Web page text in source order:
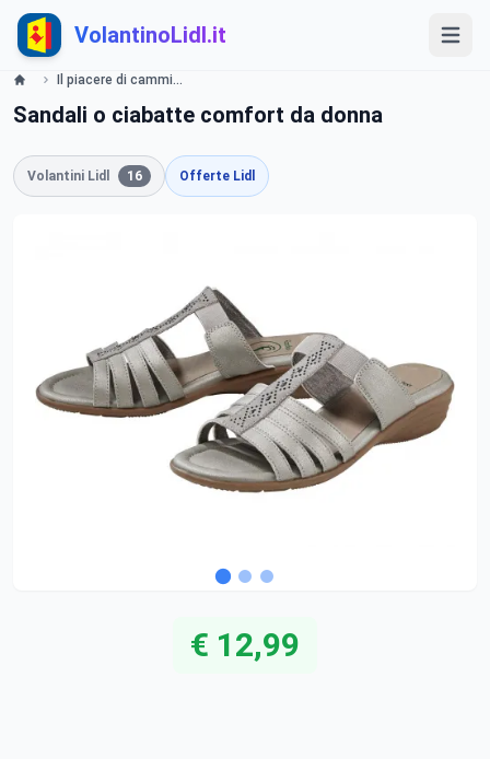
VolantinoLidl.it
Il piacere di camminare bene Offerte valide da lunedì 15 luglio 2019 Lidl
Sandali o ciabatte comfort da donna
Volantini Lidl 16 Offerte Lidl
€ 12,99